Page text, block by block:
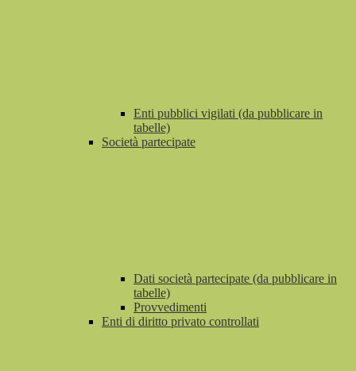
Enti pubblici vigilati (da pubblicare in
tabelle)
Società partecipate
Dati società partecipate (da pubblicare in
tabelle)
Provvedimenti
Enti di diritto privato controllati